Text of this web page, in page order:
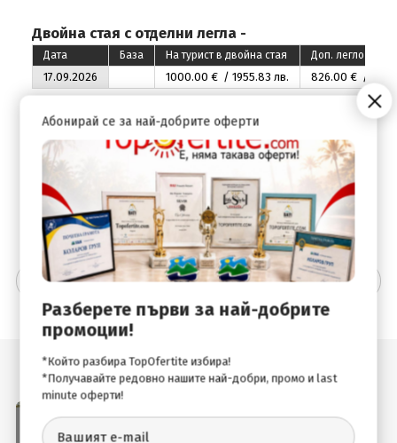
Двойна стая с отделни легла -
Дата База На турист в двойна стая Доп. легло 1-во
17.09.2026 1000.00 € / 1955.83 лв. 826.00 € / 1615
Единична стая -
Дата База Единична стая
17.09.2026 1230 .67 лв.
Допълнителна информация
Подобни оферти
Абонирай се за най-добрите оферти
Разберете първи за най-добрите
промоции!
*Който разбира TopOfertite избира!
*Получавайте редовно нашите най-добри, промо и last
minute оферти!